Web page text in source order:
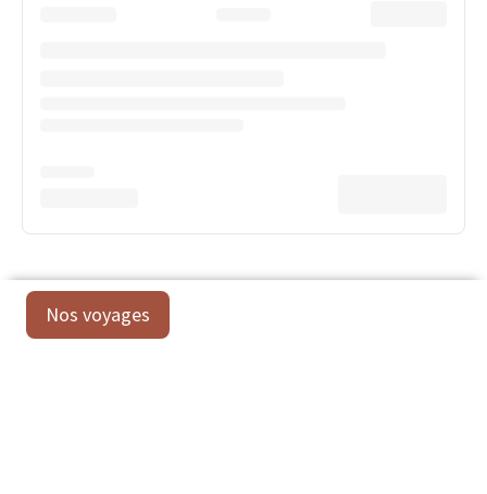
Nos voyages